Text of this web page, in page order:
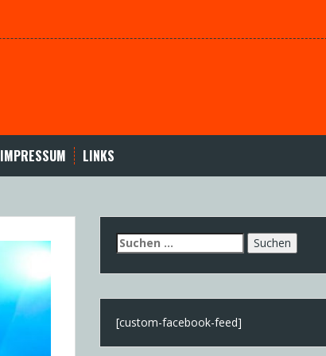
IMPRESSUM LINKS
Suchen
nach:
[custom-facebook-feed]